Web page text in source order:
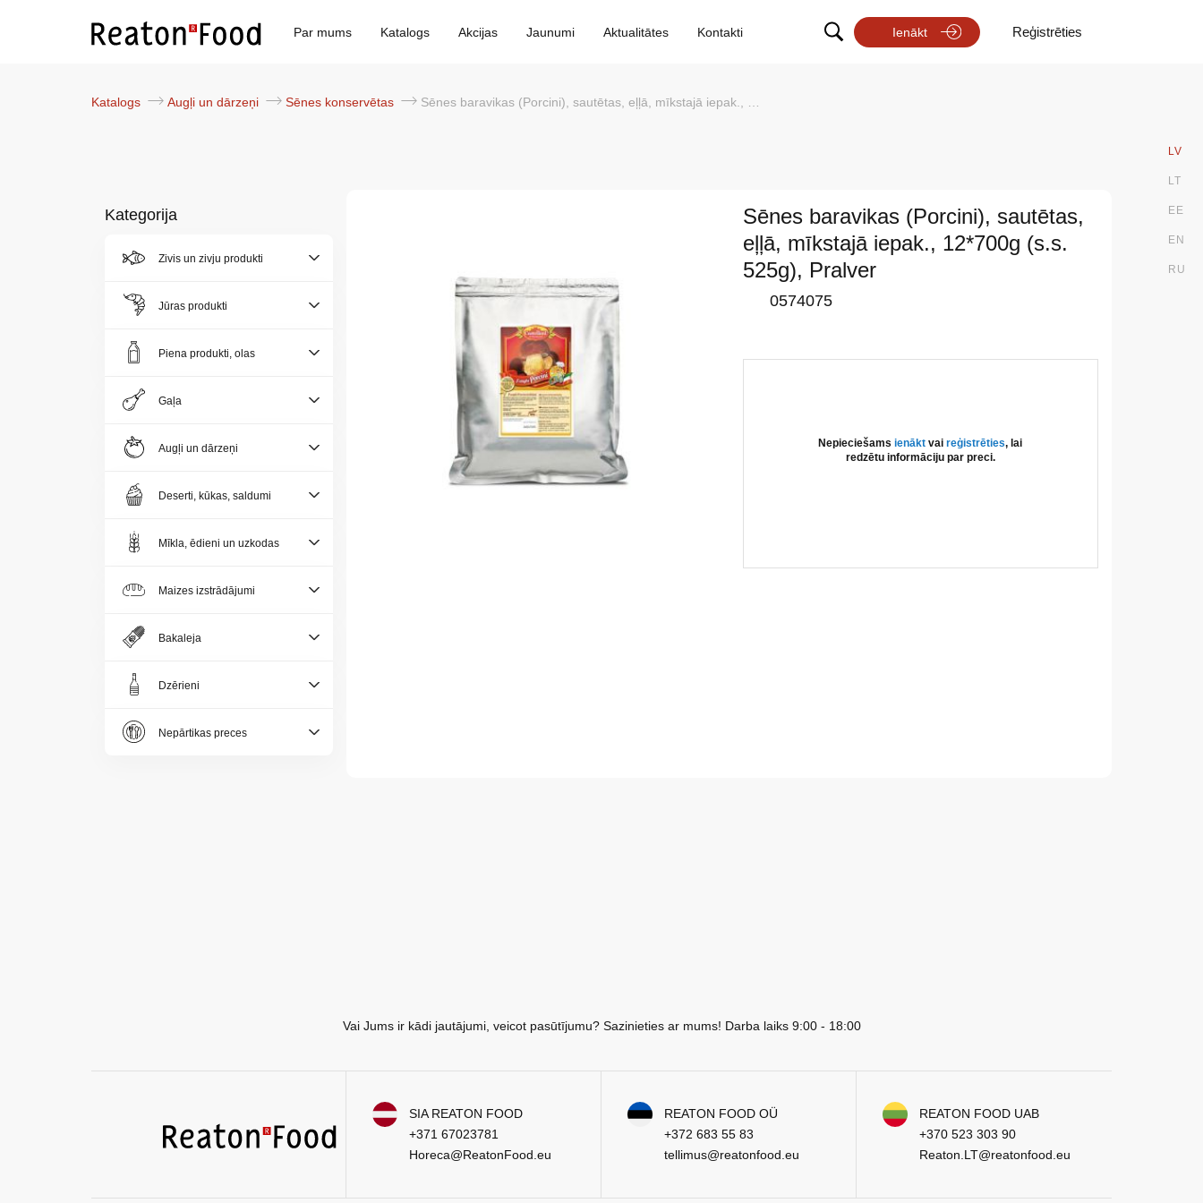
LV
LT
EE
EN
RU
Par mums Katalogs Akcijas Jaunumi Aktualitātes Kontakti Ienākt Reģistrēties
Katalogs Augļi un dārzeņi Sēnes konservētas Sēnes baravikas (Porcini), sautētas, eļļā, mīkstajā iepak., 12*700g (s.s. 525g), Pralver
Kategorija
Zivis un zivju produkti
Jūras produkti
Piena produkti, olas
Gaļa
Augļi un dārzeņi
Deserti, kūkas, saldumi
Mīkla, ēdieni un uzkodas
Maizes izstrādājumi
Bakaleja
Dzērieni
Nepārtikas preces
Sēnes baravikas (Porcini), sautētas,
eļļā, mīkstajā iepak., 12*700g (s.s.
525g), Pralver
0574075
Nepieciešamsienākt vaireģistrēties, lai
redzētu informāciju par preci.
Vai Jums ir kādi jautājumi, veicot pasūtījumu? Sazinieties ar mums! Darba laiks 9:00 - 18:00
SIA REATON FOOD
+371 67023781
Horeca@ReatonFood.eu
REATON FOOD OÜ
+372 683 55 83
tellimus@reatonfood.eu
REATON FOOD UAB
+370 523 303 90
Reaton.LT@reatonfood.eu